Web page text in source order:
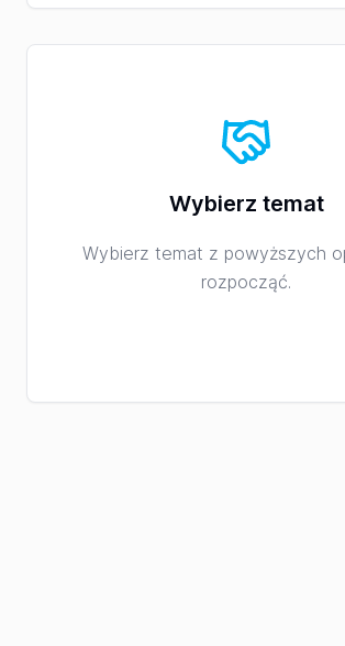
Wybierz temat
Wybierz temat z powyższych
rozpocząć.